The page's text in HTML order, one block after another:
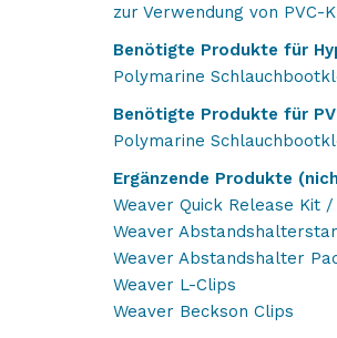
zur Verwendung von
Benötigte Produkte für
Polymarine
Benötigte Produkte für
Polymarine
Ergänzende Produkte
Weaver Quick Release Kit
Weaver
Weaver Abstandshalter
Weaver L-Clips
Weaver Beckson Clips